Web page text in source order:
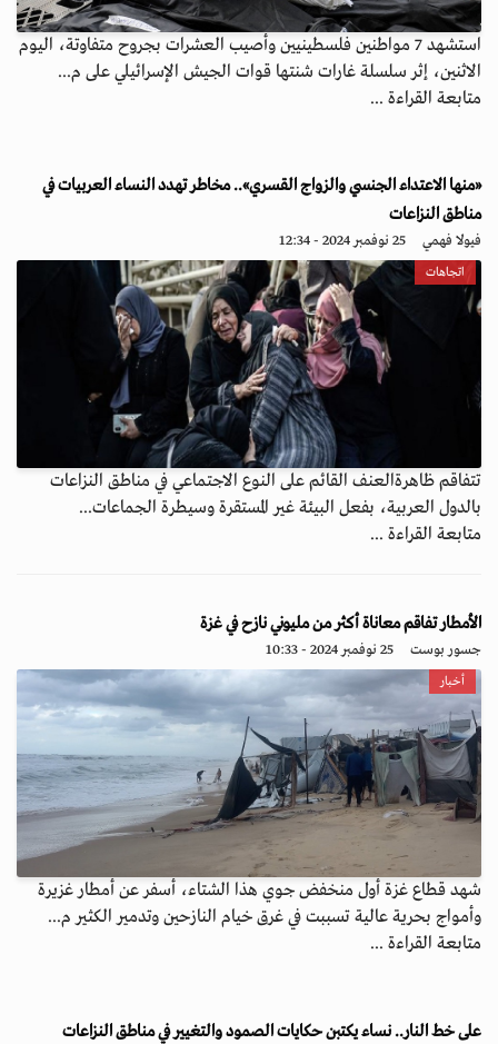
استشهد 7 مواطنين فلسطينيين وأصيب العشرات بجروح متفاوتة، اليوم
الاثنين، إثر سلسلة غارات شنتها قوات الجيش الإسرائيلي على م...
متابعة القراءة ...
«منها الاعتداء الجنسي والزواج القسري».. مخاطر تهدد النساء العربيات في
مناطق النزاعات
فيولا فهمي 25 نوفمبر 2024 - 12:34
اتجاهات
تتفاقم ظاهرةالعنف القائم على النوع الاجتماعي في مناطق النزاعات
بالدول العربية، بفعل البيئة غير المستقرة وسيطرة الجماعات...
متابعة القراءة ...
الأمطار تفاقم معاناة أكثر من مليوني نازح في غزة
جسور بوست 25 نوفمبر 2024 - 10:33
أخبار
شهد قطاع غزة أول منخفض جوي هذا الشتاء، أسفر عن أمطار غزيرة
وأمواج بحرية عالية تسببت في غرق خيام النازحين وتدمير الكثير م...
متابعة القراءة ...
على خط النار.. نساء يكتبن حكايات الصمود والتغيير في مناطق النزاعات